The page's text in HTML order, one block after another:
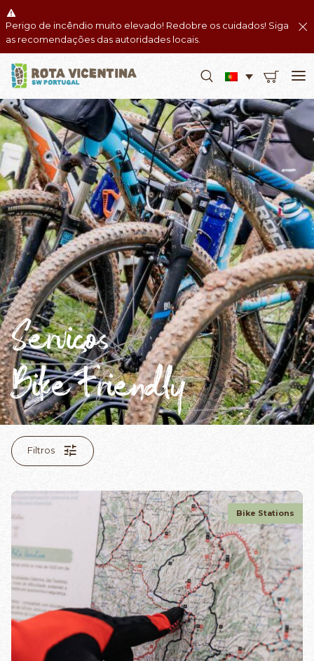
Perigo de incêndio muito elevado! Redobre os cuidados! Siga
as recomendações das autoridades locais.
Serviços
Bike Friendly
Filtros
Bike Stations